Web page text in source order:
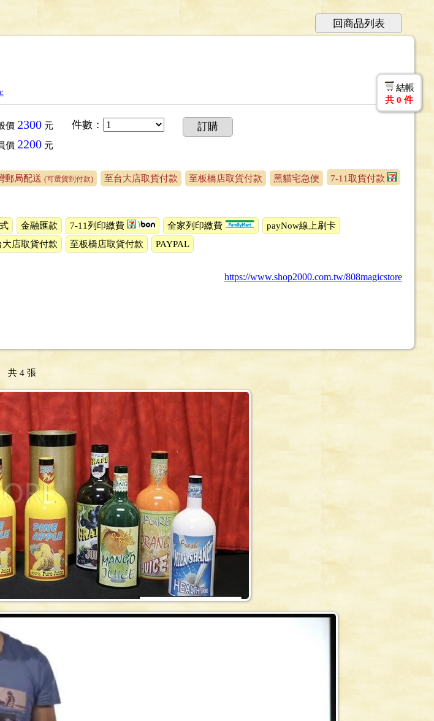
回商品列表
價 2300元
價 2200元
件數 ： 訂購
郵局配送 (可選貨到付款) 至台大店取貨付款 至板橋店取貨付款 黑貓宅急便
7-11取貨付款
金融匯款 7-11列印繳費 全家列印繳費
payNow線上刷卡
大店取貨付款 至板橋店取貨付款 PAYPAL
https://www.shop2000.com.tw/808magicstore
結帳
共 0 件
共 4 張